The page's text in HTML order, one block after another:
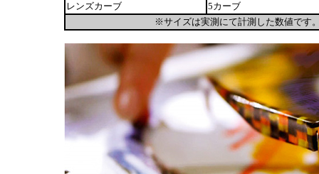
レンズカーブ
5カーブ
※サイズは実測にて計測した数値です